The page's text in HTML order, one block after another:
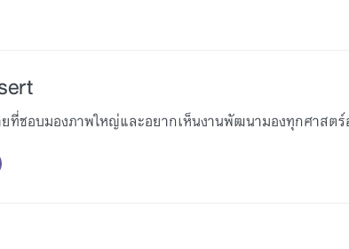
ที่ชอบมองภาพใหญ่และอยากเห็นงานพัฒนามองทุกศาสตร์